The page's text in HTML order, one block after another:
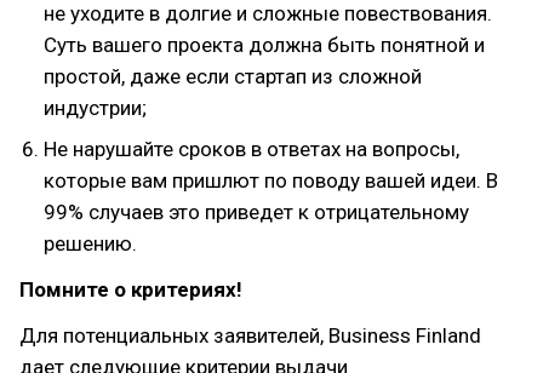
не уходите в долгие и сложные повествования.
Суть вашего проекта должна быть понятной и
простой, даже если стартап из сложной
индустрии;
Не нарушайте сроков в ответах на вопросы,
которые вам пришлют по поводу вашей идеи. В
99% случаев это приведет к отрицательному
решению.
Помните о критериях!
Для потенциальных заявителей, Business Finland
дает следующие критерии выдачи